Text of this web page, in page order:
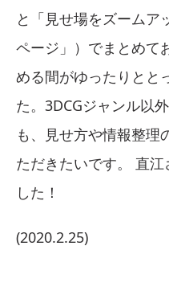
と「見せ場をズームア
ページ」）でまとめて
める間がゆったりとと
た。3DCGジャンル以
も、見せ方や情報整理
ただきたいです。 直
した！
(2020.2.25)